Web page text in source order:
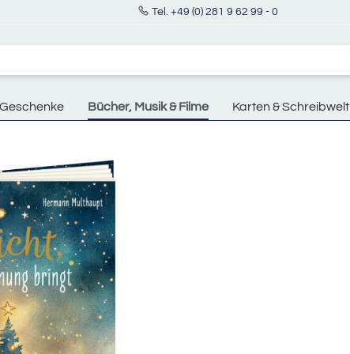
Tel. +49 (0) 281 9 62 99 - 0
Geschenke Bücher, Musik & Filme Karten & Schreibwelt